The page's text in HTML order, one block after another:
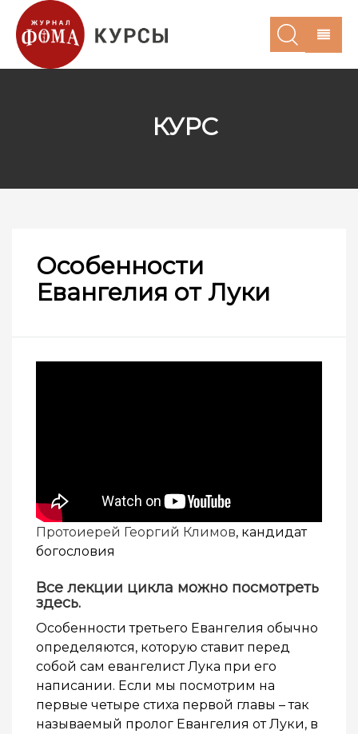
КУРС
Особенности
Евангелия от Луки
Протоиерей Георгий Климов, кандидат
богословия
Все лекции цикла можно посмотреть
здесь.
Особенности третьего Евангелия обычно
определяются, которую ставит перед
собой сам евангелист Лука при его
написании. Если мы посмотрим на
первые четыре стиха первой главы – так
называемый пролог Евангелия от Луки, в